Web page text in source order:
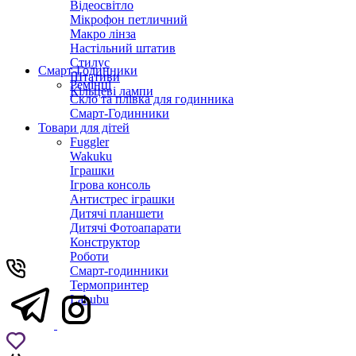
Відеосвітло
Мікрофон петличний
Макро лінза
Настільний штатив
Стилус
Штативи
Кільцеві лампи
Смарт-Годинники
Ремінці
Скло та плівка для годинника
Смарт-Годинники
Товари для дітей
Fuggler
Wakuku
Іграшки
Ігрова консоль
Антистрес іграшки
Дитячi планшети
Дитячі Фотоапарати
Конструктор
Роботи
Смарт-годинники
Термопринтер
Labubu